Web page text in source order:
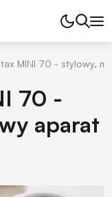
MINI 70 - stylowy,
70 -
aparat